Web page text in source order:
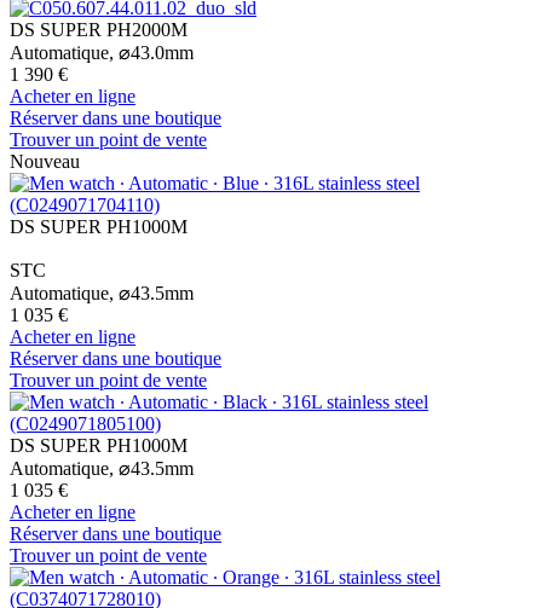
DS SUPER PH2000M
Automatique, ⌀43.0mm
1 390 €
Acheter en ligne
Réserver dans une boutique
Trouver un point de vente
Nouveau
DS SUPER PH1000M
STC
Automatique, ⌀43.5mm
1 035 €
Acheter en ligne
Réserver dans une boutique
Trouver un point de vente
DS SUPER PH1000M
Automatique, ⌀43.5mm
1 035 €
Acheter en ligne
Réserver dans une boutique
Trouver un point de vente